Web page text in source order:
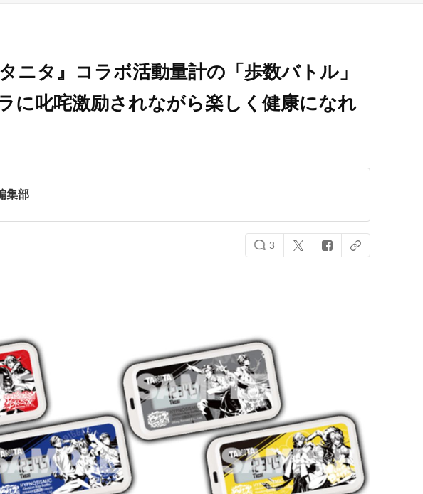
ニタ』コラボ活動量計の「歩数バトル」
に叱咤激励されながら楽しく健康になれ
集部
3